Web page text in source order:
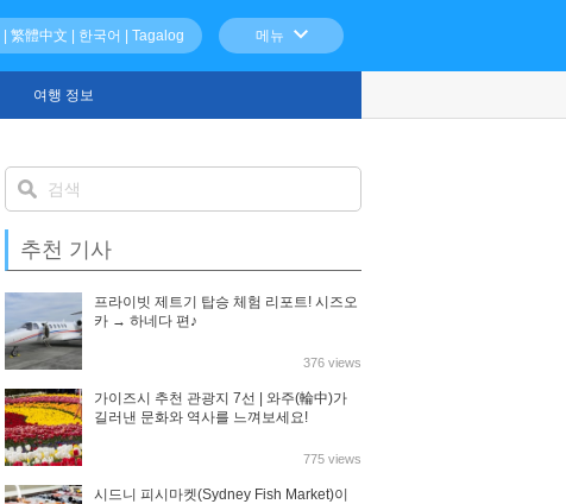
繁體中文 한국어 Tagalog 메뉴
여행 정보
추천 기사
프라이빗 제트기 탑승 체험 리포트! 시즈오
카 → 하네다 편♪
376 views
가이즈시 추천 관광지 7선 | 와주(輪中)가
길러낸 문화와 역사를 느껴보세요!
775 views
시드니 피시마켓(Sydney Fish Market)이